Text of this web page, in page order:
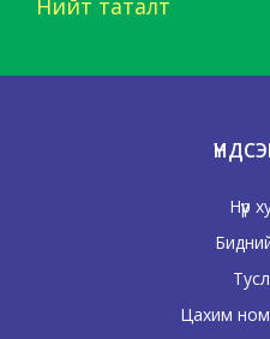
Нийт таталт
Нүүр
Цахим